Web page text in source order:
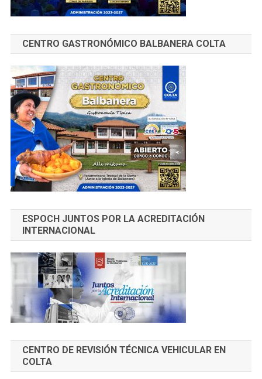
CENTRO GASTRONÓMICO BALBANERA COLTA
ESPOCH JUNTOS POR LA ACREDITACIÓN
INTERNACIONAL
CENTRO DE REVISIÓN TÉCNICA VEHICULAR EN
COLTA